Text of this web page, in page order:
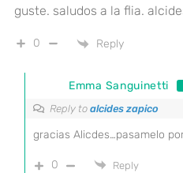
guste. saludos a la flia.
0 Reply
Emma Sanguinetti
Reply to alcides zapico
gracias Alicdes…pasamelo
0 Reply